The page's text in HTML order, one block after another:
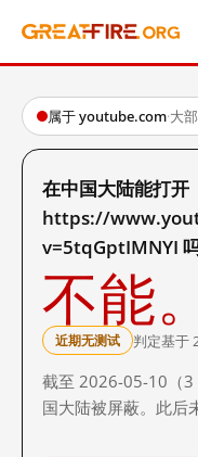
属于 youtube.com·大
在中国大陆能打开
https://
v=5tqGptIMNYI
不能。
近期无测试 判定基于
截至 2026-05-10（3
国大陆被屏蔽。此后